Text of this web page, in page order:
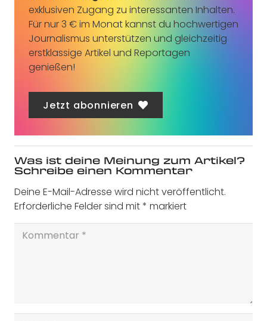
exklusiven Zugang zu interessanten Inhalten.
Für nur 3 € im Monat kannst du hochwertigen
Journalismus unterstützen und gleichzeitig
erstklassige Artikel und Reportagen
genießen!
Jetzt abonnieren
Was ist deine Meinung zum Artikel?
Schreibe einen Kommentar
Deine E-Mail-Adresse wird nicht veröffentlicht.
Erforderliche Felder sind mit* markiert